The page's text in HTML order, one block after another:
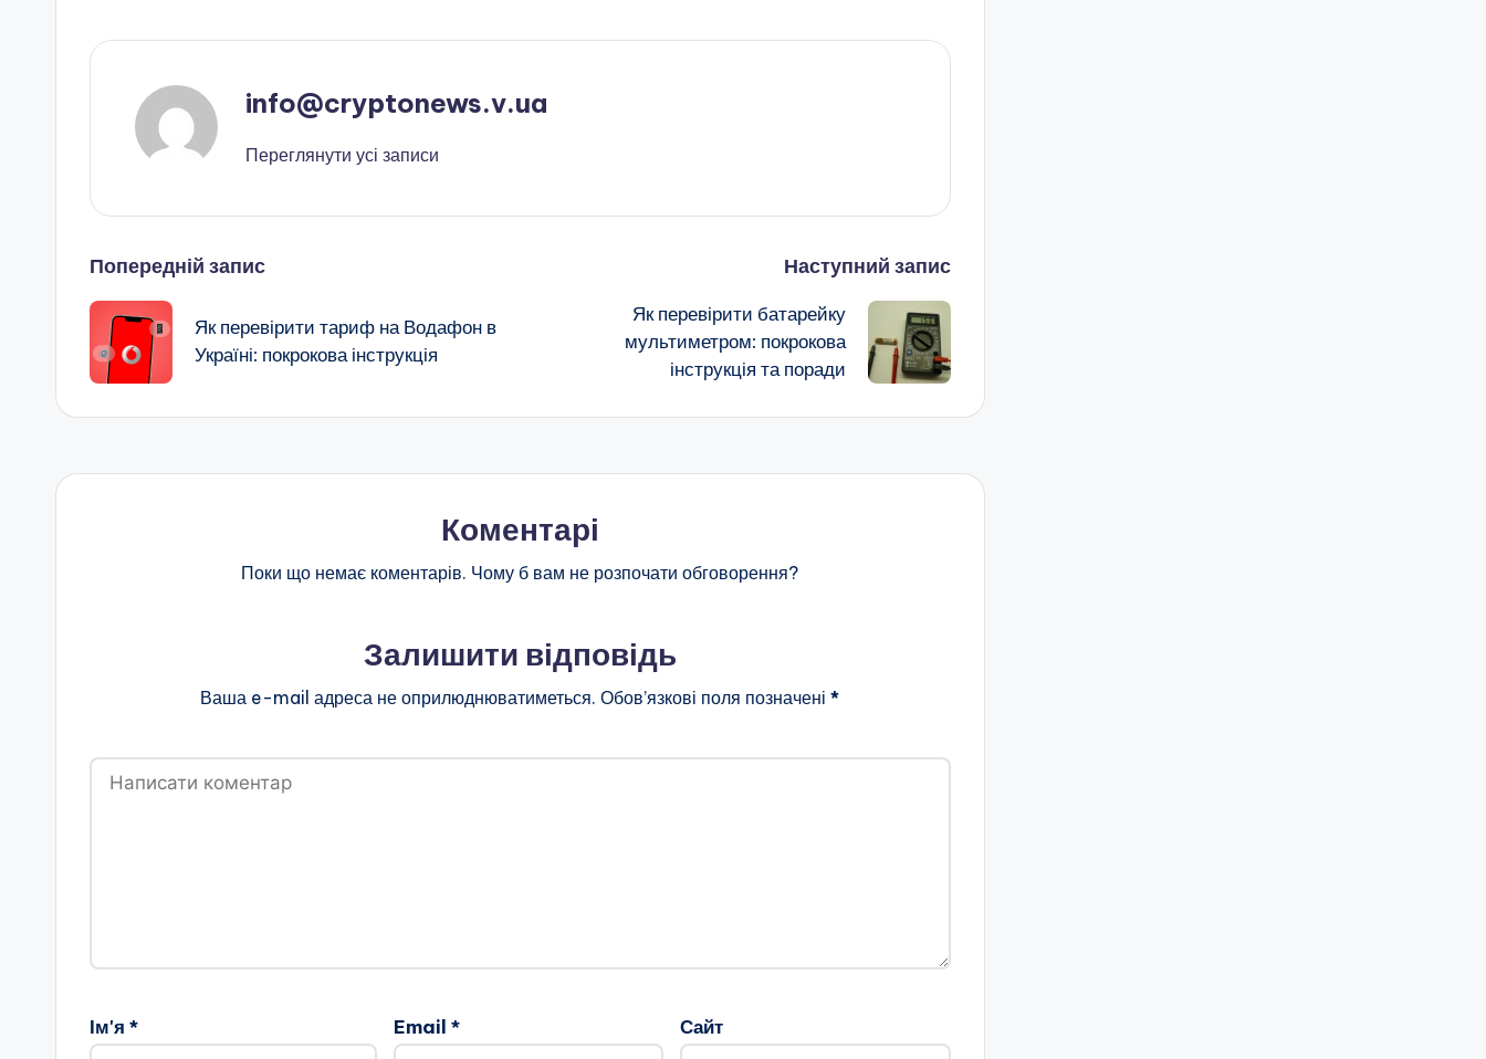
info@cryptonews.v.ua
Переглянути усі записи
Навігація
по
запису
Попередній запис
Як перевірити тариф на Водафон в
Україні: покрокова інструкція
Наступний запис
Як перевірити батарейку
мультиметром: покрокова
інструкція та поради
Коментарі
Поки що немає коментарів. Чому б вам не розпочати обговорення?
Залишити відповідь
Ваша e-mail адреса не оприлюднюватиметься. Обов’язкові поля позначені*
Ім'я * Email * Сайт